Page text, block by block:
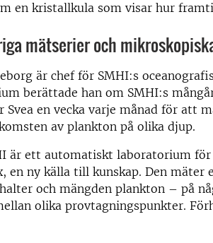
en kristallkula som visar hur
mätserier och
är chef för SMHI:s
berättade han om SMHI:s
Svea en vecka varje månad för att
av plankton på olika djup.
är ett automatiskt laboratorium för
en ny källa till kunskap. Den mäter
och mängden plankton – på
olika provtagningspunkter.